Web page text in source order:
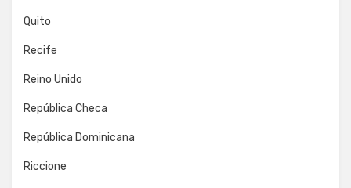
Quito
Recife
Reino Unido
República Checa
República Dominicana
Riccione